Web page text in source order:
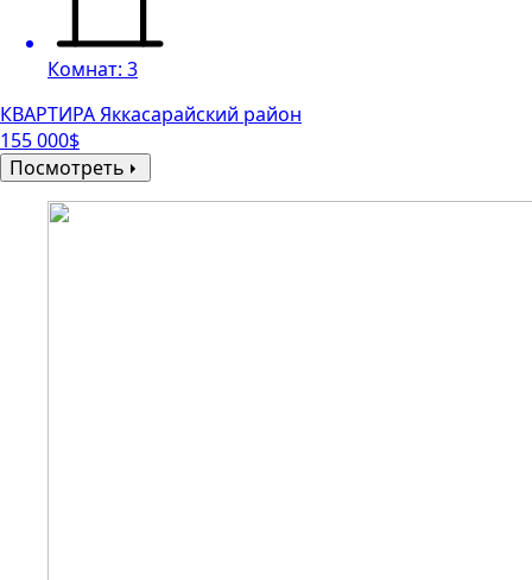
Комнат: 3
КВАРТИРА Яккасарайский район
155 000$
Посмотреть